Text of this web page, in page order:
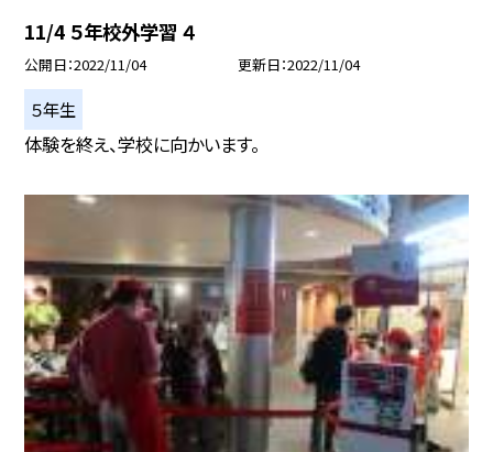
11/4 ５年校外学習 ４
公開日 2022/11/04 更新日 2022/11/04
５年生
体験を終え、学校に向かいます。